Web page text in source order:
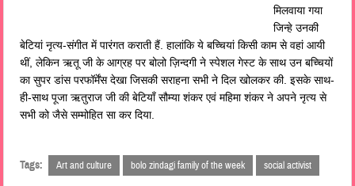
मिलवाया गया
जिन्हे उनकी
बेटियां नृत्य-संगीत में पारंगत कराती हैं. हालांकि ये बच्चियां किसी काम से वहां आयी
थीं, लेकिन ऋतू जी के आग्रह पर बोलो ज़िन्दगी ने स्पेशल गेस्ट के साथ उन बच्चियों
का सुपर डांस परफॉर्मेंस देखा जिसकी सराहना सभी ने दिल खोलकर की. इसके साथ-
ही-साथ पूजा ऋतुराज जी की बेटियाँ सौम्या शंकर एवं महिमा शंकर ने अपने नृत्य से
सभी को जैसे सम्मोहित सा कर दिया.
Tags: Art and culture bolo zindagi family of the week social activist